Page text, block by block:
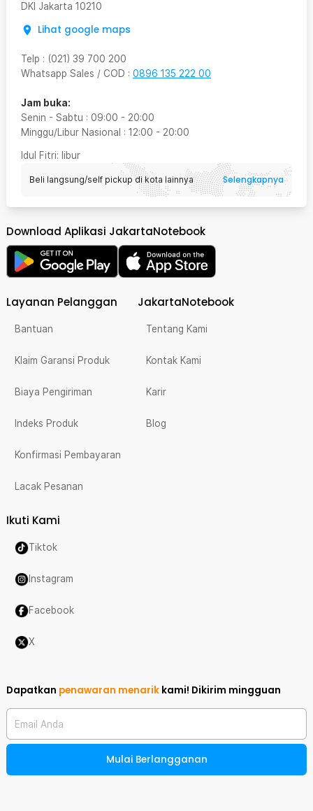
DKI Jakarta 10210
Lihat google maps
Telp : (021) 39 700 200
Whatsapp Sales / COD : 0896 135 222 00
Jam buka:
Senin - Sabtu : 09:00 - 20:00
Minggu/Libur Nasional : 12:00 - 20:00
Idul Fitri: libur
Beli langsung/self pickup di kota lainnya Selengkapnya
Download Aplikasi JakartaNotebook
Layanan Pelanggan
Bantuan
Klaim Garansi Produk
Biaya Pengiriman
Indeks Produk
Konfirmasi Pembayaran
Lacak Pesanan
JakartaNotebook
Tentang Kami
Kontak Kami
Karir
Blog
Ikuti Kami
Tiktok
Instagram
Facebook
X
Dapatkan penawaran menarik kami! Dikirim mingguan
Email Anda
Mulai Berlangganan